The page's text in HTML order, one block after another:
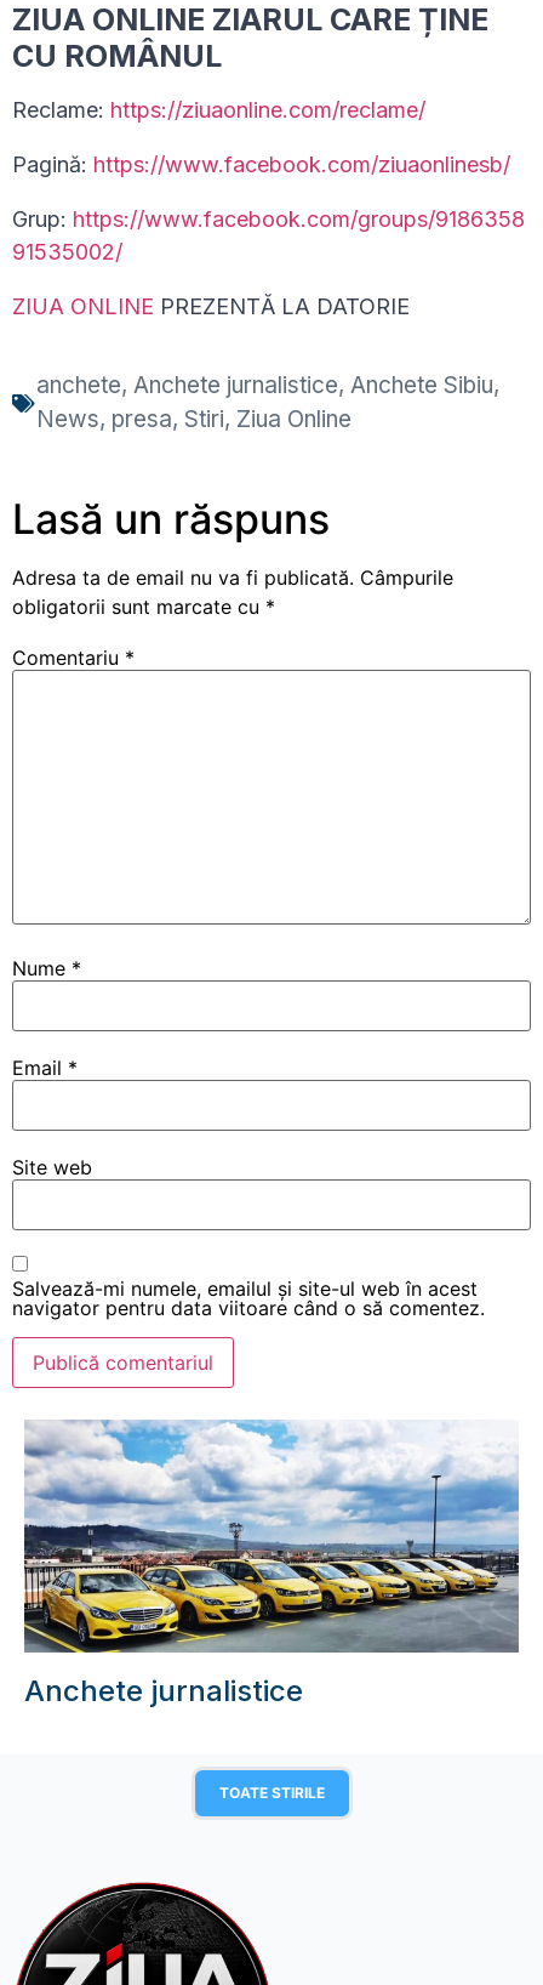
ZIUA ONLINE ZIARUL CARE ȚINE
CU ROMÂNUL
Reclame: https://ziuaonline.com/reclame/
Pagină: https://www.facebook.com/ziuaonlinesb/
Grup: https://www.facebook.com/groups/9186358
91535002/
ZIUA ONLINE PREZENTĂ LA DATORIE
anchete, Anchete jurnalistice, Anchete Sibiu,
News, presa, Stiri, Ziua Online
Lasă un răspuns
Adresa ta de email nu va fi publicată. Câmpurile
obligatorii sunt marcate cu *
Comentariu *
Nume *
Email *
Site web
Salvează-mi numele, emailul și site-ul web în acest
navigator pentru data viitoare când o să comentez.
Anchete jurnalistice
TOATE STIRILE